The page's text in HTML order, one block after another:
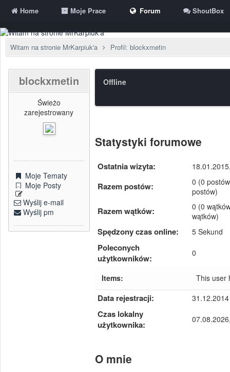
Home Moje Prace Forum ShoutBox
Witam na stronie MrKarpiuk'a Profil: blockxmetin
blockxmetin
Świeżo
zarejestrowany
Moje Tematy
Moje Posty
Wyślij e-mail
Wyślij pm
Offline
Statystyki forumowe
Ostatnia wizyta:
Razem postów:
0 (0
postów)
Razem wątków:
0 (0
wątków)
Spędzony czas online: 5 Sekund
Poleconych
użytkowników:
0
Items: This user
Data rejestracji: 31.12.2014
Czas lokalny
użytkownika:
O mnie